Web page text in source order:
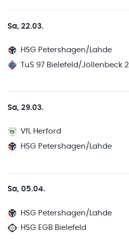
Sa, 22.03.
HSG Petershagen/Lahde
TuS 97 Bielefeld/Jöllenbeck 2
Sa, 29.03.
VfL Herford
HSG Petershagen/Lahde
Sa, 05.04.
HSG Petershagen/Lahde
HSG EGB Bielefeld